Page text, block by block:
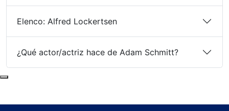
Elenco: Alfred Lockertsen
¿Qué actor/actriz hace de Adam Schmitt?